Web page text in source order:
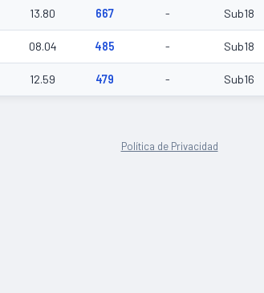
13.80 667 - Sub18
08.04 485 - Sub18
12.59 479 - Sub16
Política de Privacidad